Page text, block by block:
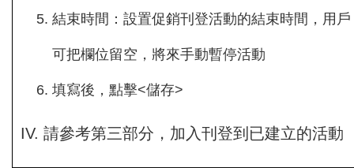
結束時間：設置促銷刊登活動的結束時間，用戶
可把欄位留空，將來手動暫停活動
填寫後，點擊<儲存>
IV. 請參考第三部分，加入刊登到已建立的活動